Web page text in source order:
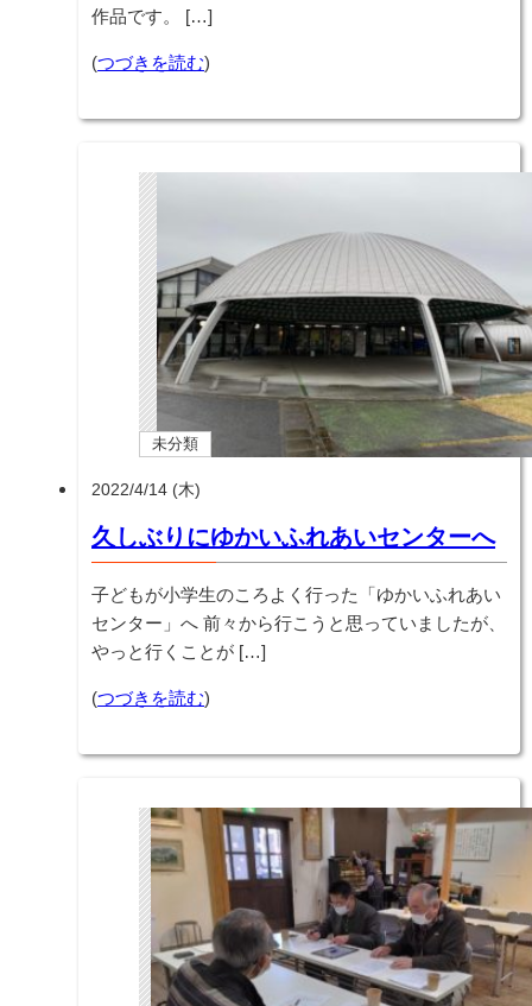
作品です。 […]
(つづきを読む)
未分類
2022/4/14 (木)
久しぶりにゆかいふれあいセンターへ
子どもが小学生のころよく行った「ゆかいふれあい
センター」へ 前々から行こうと思っていましたが、
やっと行くことが […]
(つづきを読む)